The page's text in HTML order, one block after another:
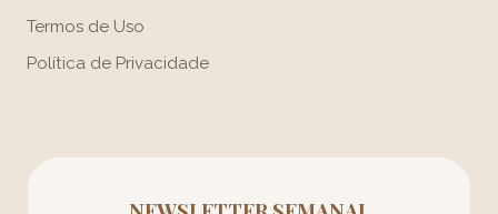
Termos de Uso
Política de Privacidade